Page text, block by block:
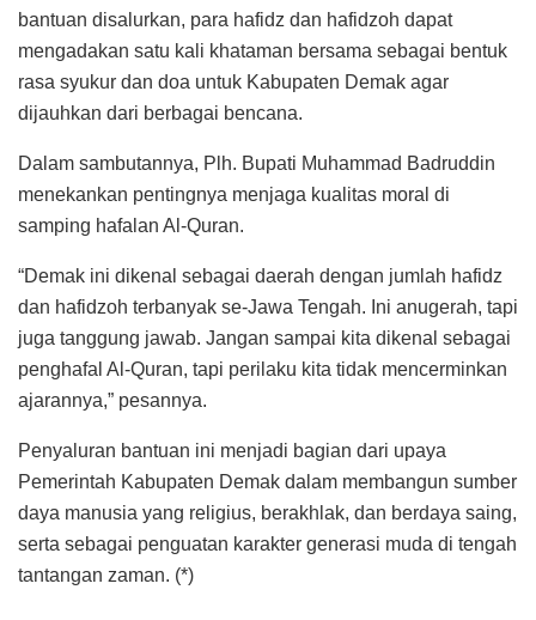
bantuan disalurkan, para hafidz dan hafidzoh dapat
mengadakan satu kali khataman bersama sebagai bentuk
rasa syukur dan doa untuk Kabupaten Demak agar
dijauhkan dari berbagai bencana.
Dalam sambutannya, Plh. Bupati Muhammad Badruddin
menekankan pentingnya menjaga kualitas moral di
samping hafalan Al-Quran.
“Demak ini dikenal sebagai daerah dengan jumlah hafidz
dan hafidzoh terbanyak se-Jawa Tengah. Ini anugerah, tapi
juga tanggung jawab. Jangan sampai kita dikenal sebagai
penghafal Al-Quran, tapi perilaku kita tidak mencerminkan
ajarannya,” pesannya.
Penyaluran bantuan ini menjadi bagian dari upaya
Pemerintah Kabupaten Demak dalam membangun sumber
daya manusia yang religius, berakhlak, dan berdaya saing,
serta sebagai penguatan karakter generasi muda di tengah
tantangan zaman. (*)